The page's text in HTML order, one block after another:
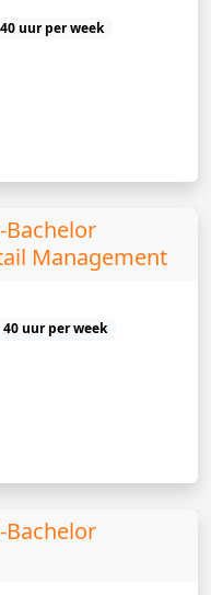
uur per week
Bachelor
Management
40 uur per week
Bachelor